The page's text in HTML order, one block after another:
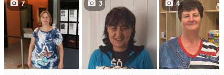
7 3 4